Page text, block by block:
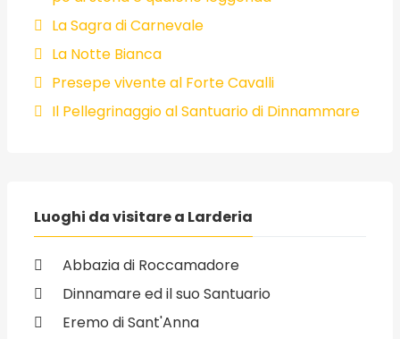
La Sagra di Carnevale
La Notte Bianca
Presepe vivente al Forte Cavalli
Il Pellegrinaggio al Santuario di Dinnammare
Luoghi da visitare a Larderia
Abbazia di Roccamadore
Dinnamare ed il suo Santuario
Eremo di Sant'Anna